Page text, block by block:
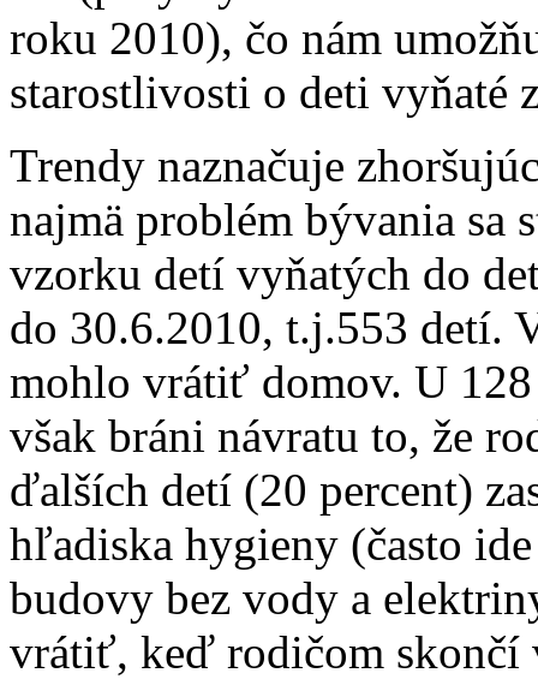
roku 2010), čo nám
starostlivosti o deti vyňaté
Trendy naznačuje
najmä problém bývania sa
vzorku detí vyňatých do
do 30.6.2010, t.j.553 detí.
mohlo vrátiť domov. U
však bráni návratu to, že
ďalších detí (20 percent)
hľadiska hygieny (často
budovy bez vody a
vrátiť, keď rodičom skončí